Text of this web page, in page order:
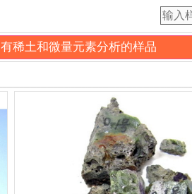
有稀土和微量元素分析的样品